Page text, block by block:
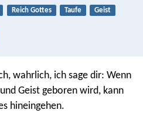
Reich Gottes Taufe Geist
wahrlich, ich sage dir: Wenn
Geist geboren wird, kann
hineingehen.